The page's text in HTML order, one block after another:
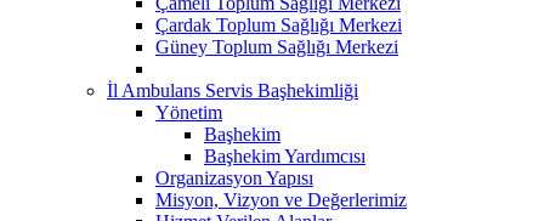
Çardak Toplum Sağlığı Merkezi
Güney Toplum Sağlığı Merkezi
İl Ambulans Servis Başhekimliği
Yönetim
Başhekim
Başhekim Yardımcısı
Organizasyon Yapısı
Misyon, Vizyon ve Değerlerimiz